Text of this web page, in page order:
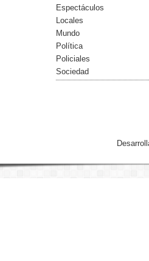
Espectáculos
Locales
Mundo
Política
Policiales
Sociedad